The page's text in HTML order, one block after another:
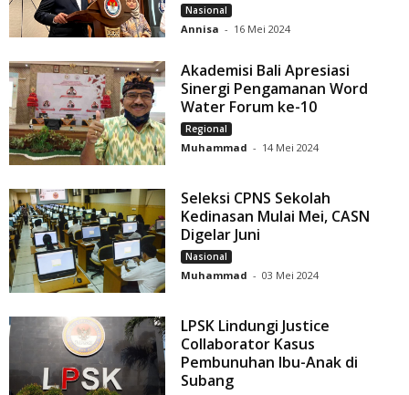
Nasional
Annisa - 16 Mei 2024
Akademisi Bali Apresiasi
Sinergi Pengamanan Word
Water Forum ke-10
Regional
Muhammad - 14 Mei 2024
Seleksi CPNS Sekolah
Kedinasan Mulai Mei, CASN
Digelar Juni
Nasional
Muhammad - 03 Mei 2024
LPSK Lindungi Justice
Collaborator Kasus
Pembunuhan Ibu-Anak di
Subang